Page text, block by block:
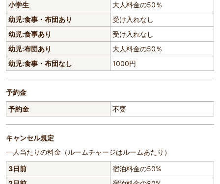
小学生
大人料金の50％
幼児:食事・布団あり
受け入れなし
幼児:食事あり
受け入れなし
幼児:布団あり
大人料金の50％
幼児:食事・布団なし
1000円
予約金
予約金
不要
キャンセル規定
一人当たりの料金（ルームチャージはルームあたり）
3日前
宿泊料金の50%